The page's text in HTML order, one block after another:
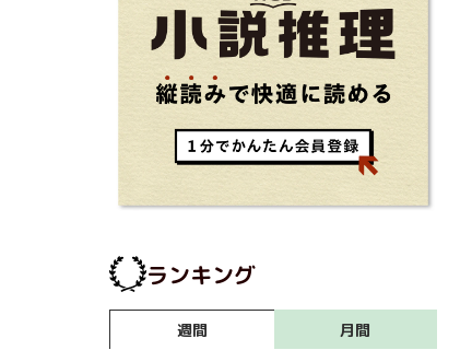
ランキング
週間 月間